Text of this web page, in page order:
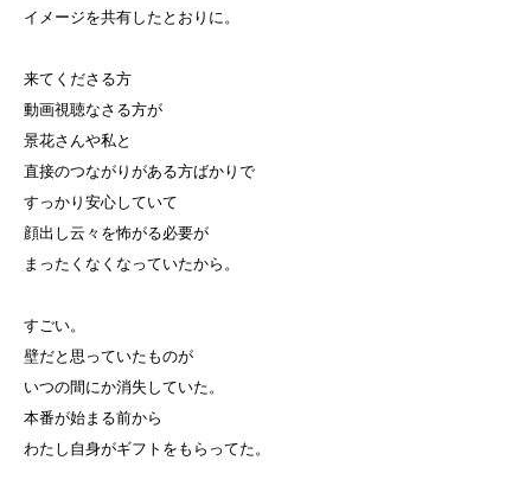
イメージを共有したとおりに。
来てくださる方
動画視聴なさる方が
景花さんや私と
直接のつながりがある方ばかりで
すっかり安心していて
顔出し云々を怖がる必要が
まったくなくなっていたから。
すごい。
壁だと思っていたものが
いつの間にか消失していた。
本番が始まる前から
わたし自身がギフトをもらってた。